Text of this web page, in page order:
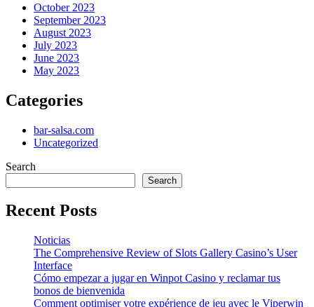
October 2023
September 2023
August 2023
July 2023
June 2023
May 2023
Categories
bar-salsa.com
Uncategorized
Search
Search
Recent Posts
Noticias
The Comprehensive Review of Slots Gallery Casino’s User
Interface
Cómo empezar a jugar en Winpot Casino y reclamar tus
bonos de bienvenida
Comment optimiser votre expérience de jeu avec le Viperwin